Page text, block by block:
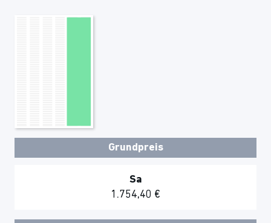
Grundpreis
Sa
1.754,40 €